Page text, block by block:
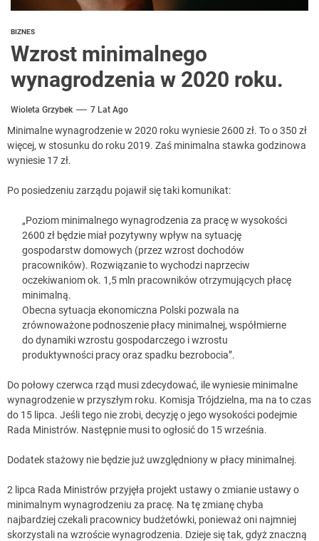
BIZNES
Wzrost minimalnego
wynagrodzenia w 2020 roku.
Wioleta Grzybek 7 Lat Ago
Minimalne wynagrodzenie w 2020 roku wyniesie 2600 zł. To o 350 zł
więcej, w stosunku do roku 2019. Zaś minimalna stawka godzinowa
wyniesie 17 zł.
Po posiedzeniu zarządu pojawił się taki komunikat:
„Poziom minimalnego wynagrodzenia za pracę w wysokości
2600 zł będzie miał pozytywny wpływ na sytuację
gospodarstw domowych (przez wzrost dochodów
pracowników). Rozwiązanie to wychodzi naprzeciw
oczekiwaniom ok. 1,5 mln pracowników otrzymujących płacę
minimalną.
Obecna sytuacja ekonomiczna Polski pozwala na
zrównoważone podnoszenie płacy minimalnej, współmierne
do dynamiki wzrostu gospodarczego i wzrostu
produktywności pracy oraz spadku bezrobocia”.
Do połowy czerwca rząd musi zdecydować, ile wyniesie minimalne
wynagrodzenie w przyszłym roku. Komisja Trójdzielna, ma na to czas
do 15 lipca. Jeśli tego nie zrobi, decyzję o jego wysokości podejmie
Rada Ministrów. Następnie musi to ogłosić do 15 września.
Dodatek stażowy nie będzie już uwzględniony w płacy minimalnej.
2 lipca Rada Ministrów przyjęła projekt ustawy o zmianie ustawy o
minimalnym wynagrodzeniu za pracę. Na tę zmianę chyba
najbardziej czekali pracownicy budżetówki, ponieważ oni najmniej
skorzystali na wzroście wynagrodzenia. Dzieje się tak, gdyż znaczną